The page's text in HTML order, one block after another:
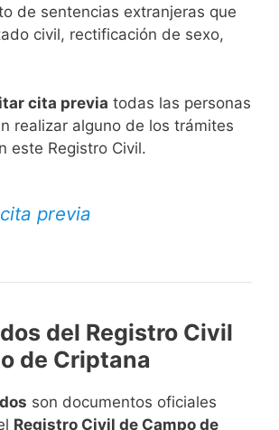
de sentencias extranjeras que
civil, rectificación de sexo,
cita previa todas las personas
realizar alguno de los trámites
este Registro Civil.​
previa
del Registro Civil
de Criptana
son documentos oficiales
Registro Civil de Campo de